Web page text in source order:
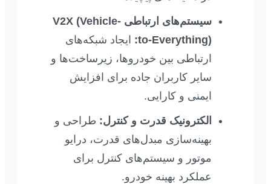
سیستم‌های ارتباطی V2X (Vehicle-
to-Everything):
ایجاد شبکه‌های
ارتباطی بین خودروها، زیرساخت‌ها و
سایر کاربران جاده برای افزایش
ایمنی و کارایی.
الکترونیک قدرت و کنترل: طراحی و
بهینه‌سازی مبدل‌های قدرت، درایو
موتور و سیستم‌های کنترل برای
عملکرد بهینه خودرو.